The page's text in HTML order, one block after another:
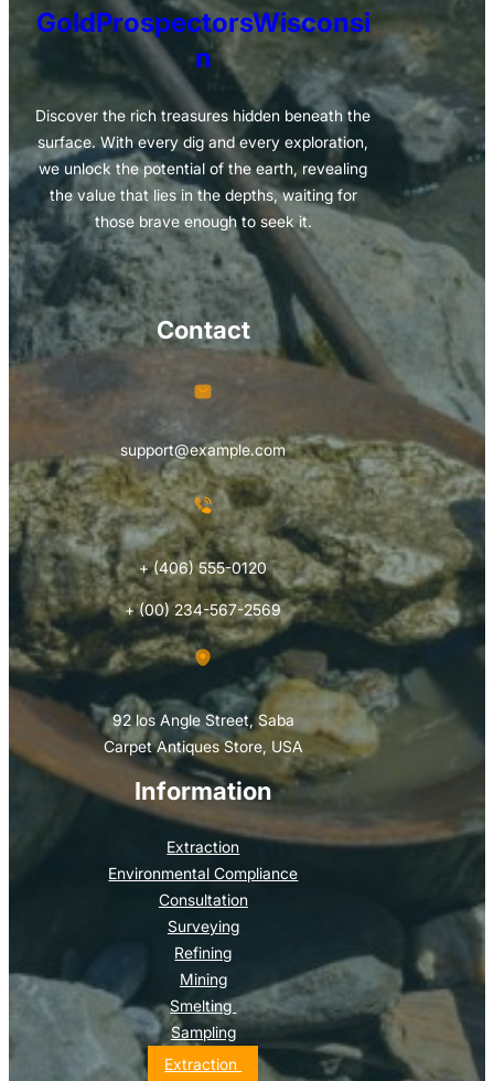
GoldProspectorsWisconsi
n
Discover the rich treasures hidden beneath the
surface. With every dig and every exploration,
we unlock the potential of the earth, revealing
the value that lies in the depths, waiting for
those brave enough to seek it.
Information
Extraction
Environmental Compliance
Consultation
Surveying
Refining
Mining
Smelting
Sampling
Extraction
Contact
support@example.com
+ (406) 555-0120
+ (00) 234-567-2569
92 los Angle Street, Saba
Carpet Antiques Store, USA